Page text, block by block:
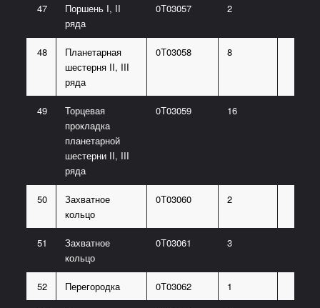
47
Поршень I, II
ряда
0Т03057 2
48
Планетарная
шестерня II, III
ряда
0Т03058 8
49
Торцевая
прокладка
планетарной
шестерни II, III
ряда
0Т03059 16
50
Захватное
кольцо
0Т03060 2
51
Захватное
кольцо
0Т03061 3
52 Перегородка 0Т03062 1